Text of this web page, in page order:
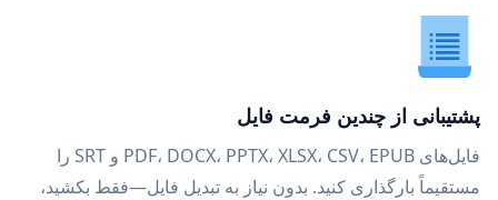
پشتیبانی از چندین فرمت فایل
فایل‌های PDF، DOCX، PPTX، XLSX، CSV، EPUB و SRT را
مستقیماً بارگذاری کنید. بدون نیاز به تبدیل فایل—فقط بکشید،